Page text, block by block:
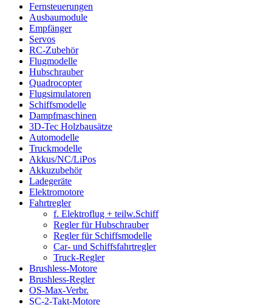
Fernsteuerungen
Ausbaumodule
Empfänger
Servos
RC-Zubehör
Flugmodelle
Hubschrauber
Quadrocopter
Flugsimulatoren
Schiffsmodelle
Dampfmaschinen
3D-Tec Holzbausätze
Automodelle
Truckmodelle
Akkus/NC/LiPos
Akkuzubehör
Ladegeräte
Elektromotore
Fahrtregler
f. Elektroflug + teilw.Schiff
Regler für Hubschrauber
Regler für Schiffsmodelle
Car- und Schiffsfahrtregler
Truck-Regler
Brushless-Motore
Brushless-Regler
OS-Max-Verbr.
SC-2-Takt-Motore